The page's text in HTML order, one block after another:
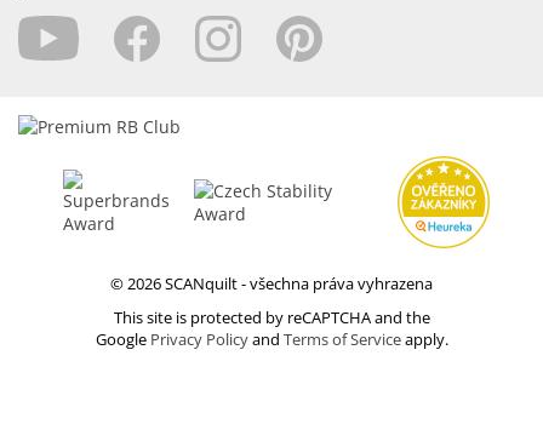
© 2026 SCANquilt - všechna práva vyhrazena
This site is protected by reCAPTCHA and the
Google Privacy Policyand Terms of Serviceapply.